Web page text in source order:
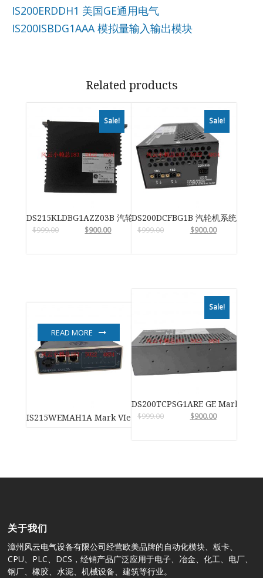
IS200ERDDH1 美国GE通用电气
IS200ISBDG1AAA 模拟量输入输出模块
Related products
Sale!
DS215KLDBG1AZZ03B 汽轮机系统卡件
$999.00 $900.00
Sale!
DS200DCFBG1B 汽轮机系统卡件
$999.00 $900.00
IS215WEMAH1A Mark VIe 风力涡轮机控制系统
READ MORE
Sale!
DS200TCPSG1ARE GE Mark VIe
$999.00 $900.00
关于我们
漳州风云电气设备有限公司经营欧美品牌的自动化模块、板卡、
CPU、PLC、DCS，经销产品广泛应用于电子、冶金、化工、电厂、
钢厂、橡胶、水泥、机械设备、建筑等行业。